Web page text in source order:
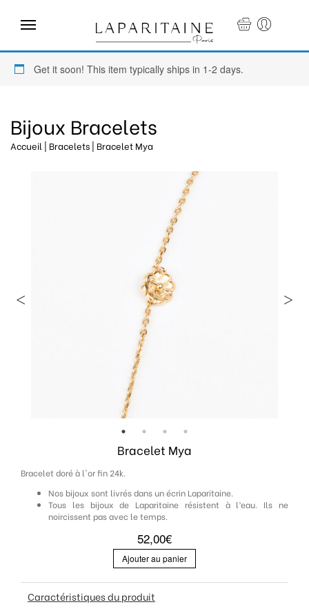
×
Get it soon! This item typically ships in 1-2 days.
Bijoux Bracelets
Accueil | Bracelets | Bracelet Mya
Bracelet Mya
Bracelet doré à l'or fin 24k.
Nos bijoux sont livrés dans un écrin Laparitaine.
Tous les bijoux de Laparitaine résistent à l’eau. Ils ne
noircissent pas avec le temps.
52,00€
Ajouter au panier
Caractéristiques du produit